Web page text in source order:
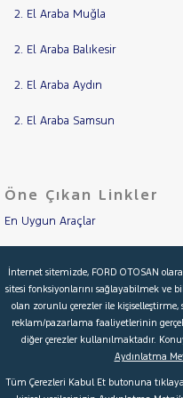
LANCIA
MERCEDES-
BENZ
MINI
MITSUBISHI
OPEL
PEUGEOT
SEAT
SKODA
SSANGYONG
TESLA
Cinsleri
Türü
Fırsatlar
Boya
Değişen
Parça
No
2. El Araba Muğla
2. El Araba Balıkesir
2. El Araba Aydın
2. El Araba Samsun
Öne Çıkan Linkler
En Uygun Araçlar
İkinci El Garanti
Kampanyalar
Kredi Hesaplama & Başvuru
İnternet sitemizde, FORD OTOSAN
sitesi fonksiyonlarını sağlayabilmek
olan zorunlu çerezler ile kişiselleştirme,
reklam/pazarlama faaliyetlerinin
diğer çerezler kullanılmaktadır.
Aydınlatma
Tüm Çerezleri Kabul Et butonuna